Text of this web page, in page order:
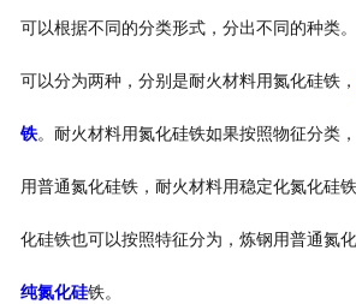
可以根据不同的分类形式，分出不同的种类
可以分为两种，分别是耐火材料用氮化硅铁，
铁。耐火材料用氮化硅铁如果按照物征分类
用普通氮化硅铁，耐火材料用稳定化氮化硅
化硅铁也可以按照特征分为，炼钢用普通氮
纯氮化硅铁。